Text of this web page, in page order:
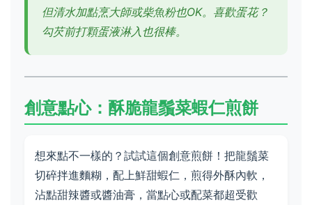
但清水加點烹大師或柴魚粉也OK。喜歡蛋花？
勾芡前打顆蛋液淋入也很棒。
創意點心：酥脆龍鬚菜蝦仁煎餅
想來點不一樣的？試試這個創意煎餅！把龍鬚菜
切碎拌進麵糊，配上鮮甜蝦仁，煎得外酥內軟，
沾點甜辣醬或醬油膏，當點心或配菜都超受歡